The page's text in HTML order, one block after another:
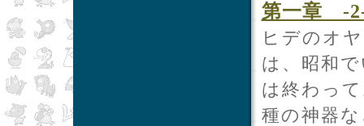
第一章 -
ヒデのオ
は、昭和
は終わっ
種の神器